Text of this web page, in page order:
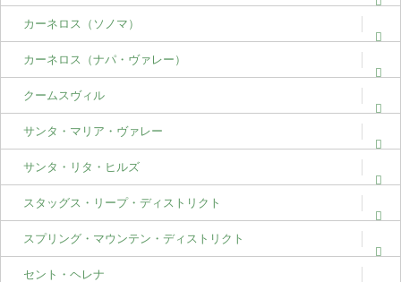
カーネロス（ソノマ）
カーネロス（ナパ・ヴァレー）
クームスヴィル
サンタ・マリア・ヴァレー
サンタ・リタ・ヒルズ
スタッグス・リープ・ディストリクト
スプリング・マウンテン・ディストリクト
セント・ヘレナ